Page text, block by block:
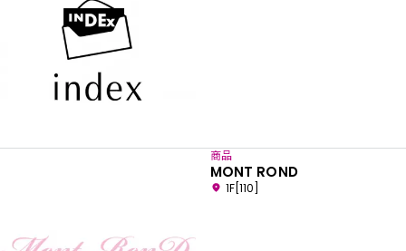
商品
MONT ROND
1F[110]